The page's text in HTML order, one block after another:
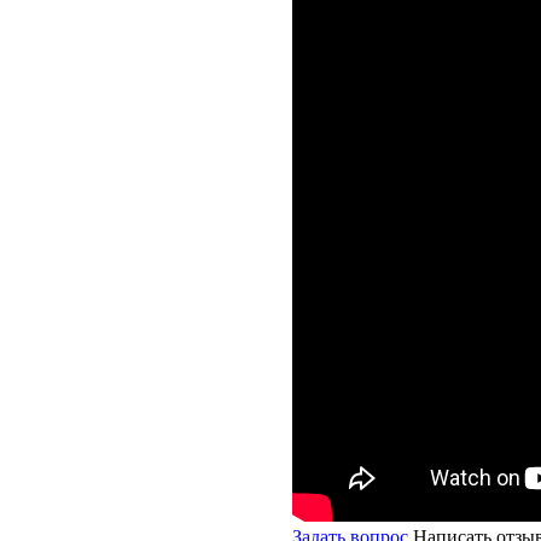
Задать вопрос Написать